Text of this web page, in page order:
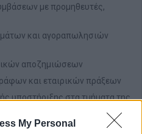
My Personal
με προμηθευτές,
και αγοραπωλησιών
αποζημιώσεων
και εταιρικών πράξεων
υποστήριξης στα τμήματα της